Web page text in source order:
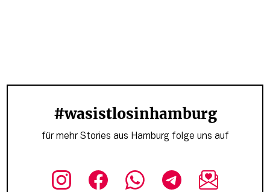
#wasistlosinhamburg
für mehr Stories aus Hamburg folge uns auf